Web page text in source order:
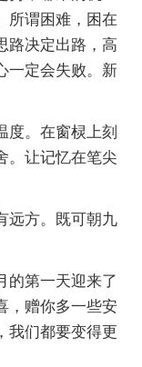
所谓困难，困在
路决定出路，高
一定会失败。新
度。在窗棂上刻
。让记忆在笔尖
远方。既可朝九
的第一天迎来了
，赠你多一些安
我们都要变得更